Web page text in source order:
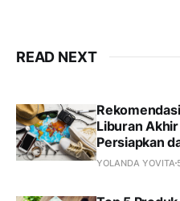
READ NEXT
Liburan
Persiapkan
YOLANDA YOVITA